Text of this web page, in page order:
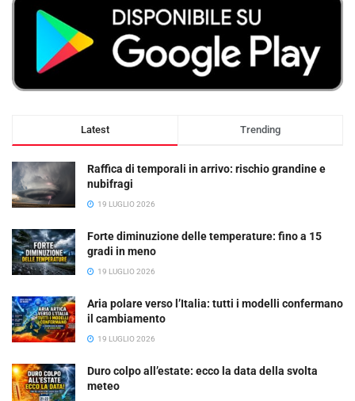
Latest Trending
Raffica di temporali in arrivo: rischio grandine e
nubifragi
19 LUGLIO 2026
Forte diminuzione delle temperature: fino a 15
gradi in meno
19 LUGLIO 2026
Aria polare verso l’Italia: tutti i modelli confermano
il cambiamento
19 LUGLIO 2026
Duro colpo all’estate: ecco la data della svolta
meteo